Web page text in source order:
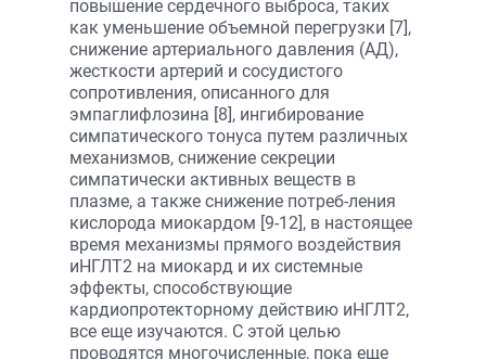
повышение сердечного выброса, таких
как уменьшение объемной перегрузки [7],
снижение артериального давления (АД),
жесткости артерий и сосудистого
сопротивления, описанного для
эмпаглифлозина [8], ингибирование
симпатического тонуса путем различных
механизмов, снижение секреции
симпатически активных веществ в
плазме, а также снижение потреб-ления
кислорода миокардом [9-12], в настоящее
время механизмы прямого воздействия
иНГЛТ2 на миокард и их системные
эффекты, способствующие
кардиопротекторному действию иНГЛТ2,
все еще изучаются. С этой целью
проводятся многочисленные, пока еще